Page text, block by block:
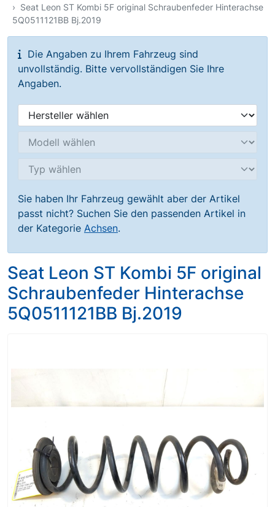
Seat Leon ST Kombi 5F original Schraubenfeder Hinterachse
5Q0511121BB Bj.2019
Die Angaben zu Ihrem Fahrzeug sind
unvollständig. Bitte vervollständigen Sie Ihre
Angaben.
Sie haben Ihr Fahrzeug gewählt aber der Artikel
passt nicht? Suchen Sie den passenden Artikel in
der Kategorie Achsen.
Seat Leon ST Kombi 5F original
Schraubenfeder Hinterachse
5Q0511121BB Bj.2019